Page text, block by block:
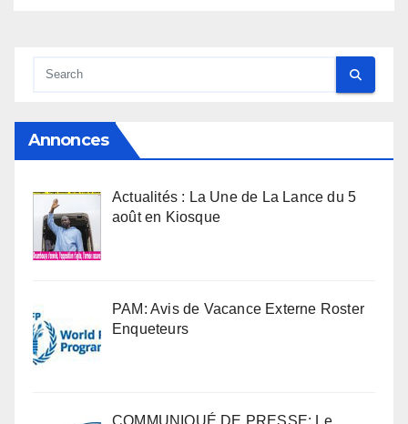
Annonces
Actualités : La Une de La Lance du 5
août en Kiosque
PAM: Avis de Vacance Externe Roster
Enqueteurs
COMMUNIQUÉ DE PRESSE: Le